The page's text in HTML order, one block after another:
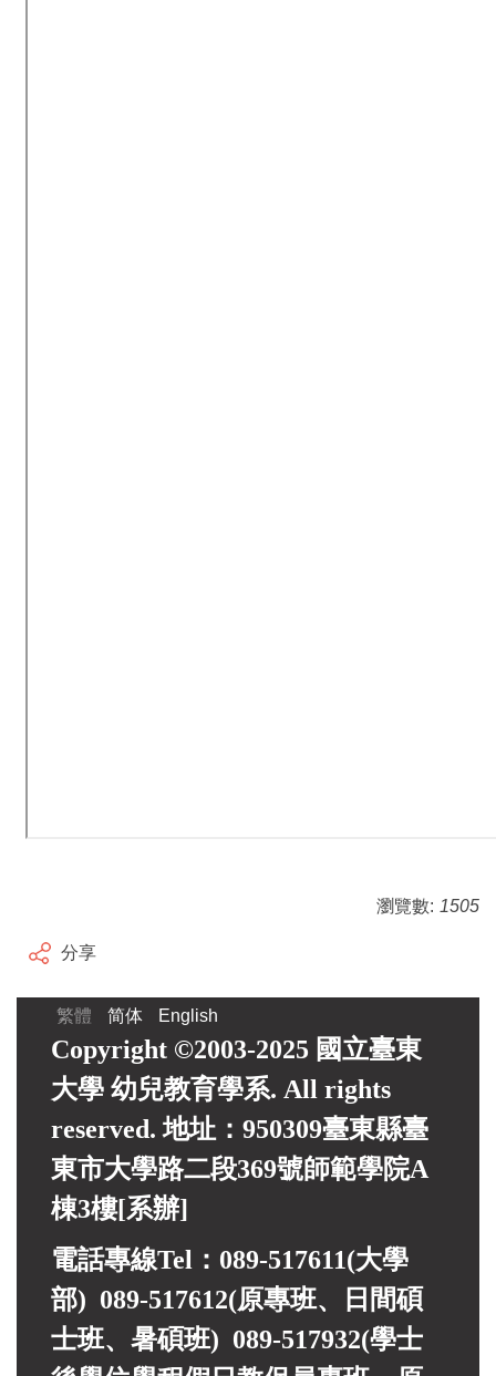
瀏覽數: 1505
分享
繁體 简体 English
Copyright ©2003-2025 國立臺東
大學 幼兒教育學系. All rights
reserved. 地址：950309臺東縣臺
東市大學路二段369號師範學院A
棟3樓[系辦]
電話專線Tel：089-517611(大學
部) 089-517612(原專班、日間碩
士班、暑碩班) 089-517932(學士